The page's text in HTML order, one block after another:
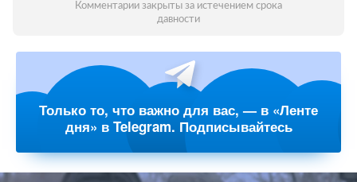
Комментарии закрыты за истечением срока
давности
Только то, что важно для вас, — в «Ленте
дня» в Telegram. Подписывайтесь